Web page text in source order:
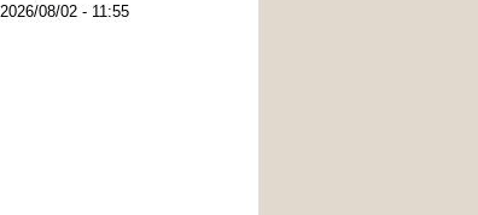
2026/08/02 - 11:55